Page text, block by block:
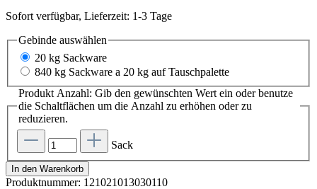
Sofort verfügbar, Lieferzeit: 1-3 Tage
Gebinde auswählen
20 kg Sackware
840 kg Sackware a 20 kg auf Tauschpalette
Produkt Anzahl: Gib den gewünschten Wert ein oder benutze
die Schaltflächen um die Anzahl zu erhöhen oder zu
reduzieren.
Sack
In den Warenkorb
Produktnummer: 121021013030110